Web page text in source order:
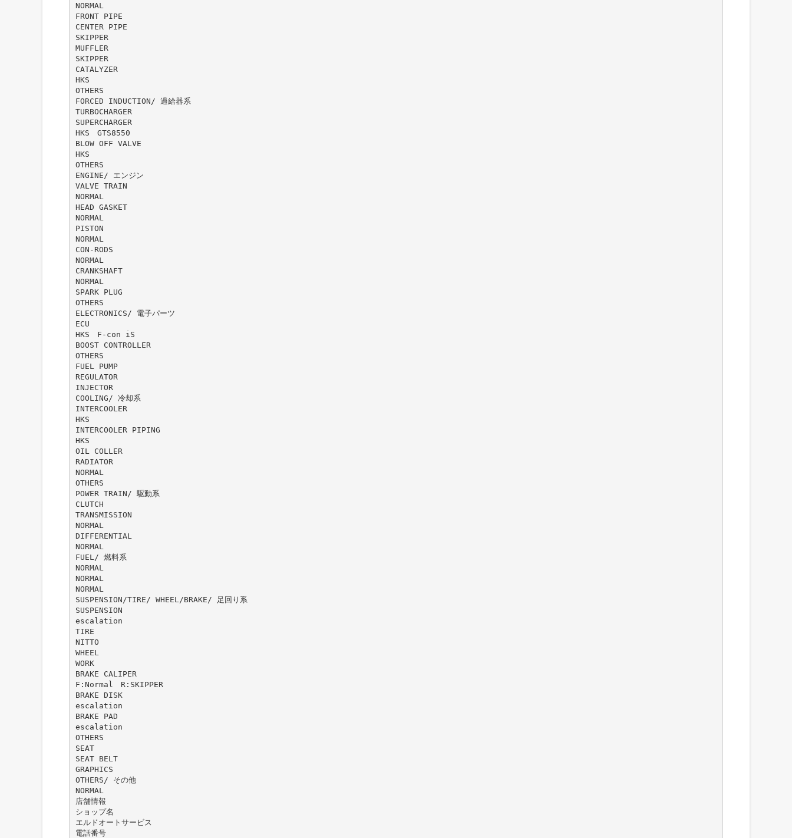
NORMAL
FRONT PIPE
CENTER PIPE
SKIPPER
MUFFLER
SKIPPER
CATALYZER
HKS
OTHERS
FORCED INDUCTION/ 過給器系
TURBOCHARGER
SUPERCHARGER
HKS GTS8550
BLOW OFF VALVE
HKS
OTHERS
ENGINE/ エンジン
VALVE TRAIN
NORMAL
HEAD GASKET
NORMAL
PISTON
NORMAL
CON-RODS
NORMAL
CRANKSHAFT
NORMAL
SPARK PLUG
OTHERS
ELECTRONICS/ 電子パーツ
ECU
HKS F-con iS
BOOST CONTROLLER
OTHERS
FUEL PUMP
REGULATOR
INJECTOR
COOLING/ 冷却系
INTERCOOLER
HKS
INTERCOOLER PIPING
HKS
OIL COLLER
RADIATOR
NORMAL
OTHERS
POWER TRAIN/ 駆動系
CLUTCH
TRANSMISSION
NORMAL
DIFFERENTIAL
NORMAL
FUEL/ 燃料系
NORMAL
NORMAL
NORMAL
SUSPENSION/TIRE/ WHEEL/BRAKE/ 足回り系
SUSPENSION
escalation
TIRE
NITTO
WHEEL
WORK
BRAKE CALIPER
F:Normal R:SKIPPER
BRAKE DISK
escalation
BRAKE PAD
escalation
OTHERS
SEAT
SEAT BELT
GRAPHICS
OTHERS/ その他
NORMAL
店舗情報
ショップ名
エルドオートサービス
電話番号